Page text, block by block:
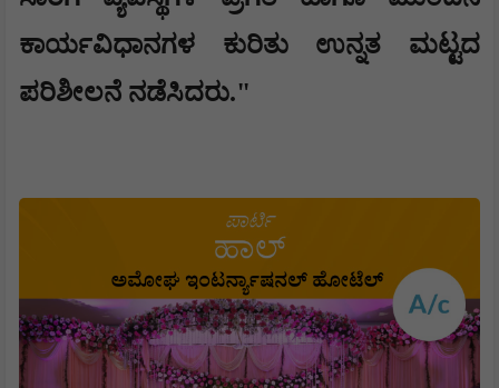
ಕಾರ್ಯವಿಧಾನಗಳ ಕುರಿತು ಉನ್ನತ ಮಟ್ಟದ
ಪರಿಶೀಲನೆ ನಡೆಸಿದರು."